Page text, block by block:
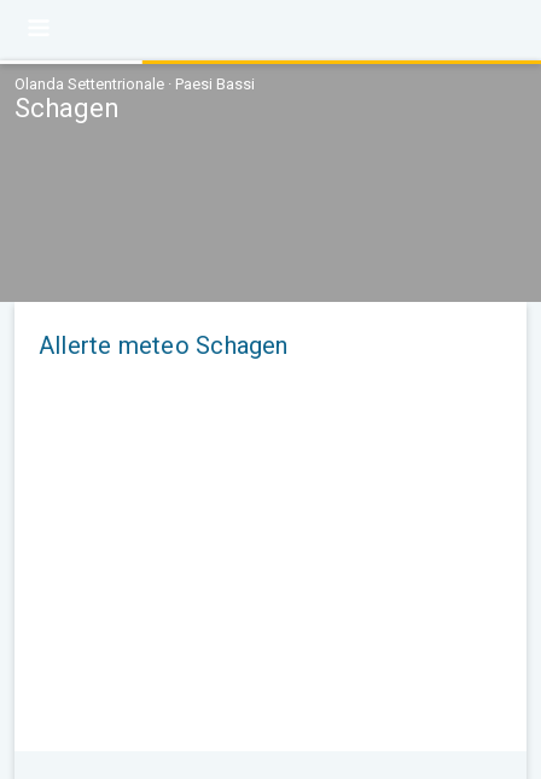
Olanda Settentrionale · Paesi Bassi
Schagen
Allerte meteo Schagen